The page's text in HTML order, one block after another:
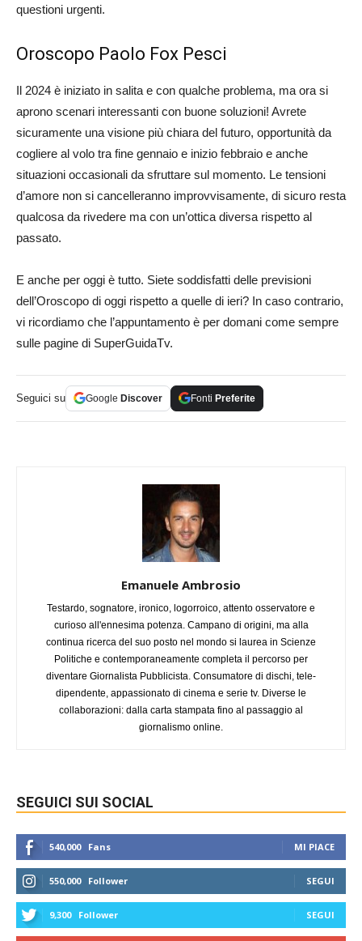
questioni urgenti.
Oroscopo Paolo Fox Pesci
Il 2024 è iniziato in salita e con qualche problema, ma ora si
aprono scenari interessanti con buone soluzioni! Avrete
sicuramente una visione più chiara del futuro, opportunità da
cogliere al volo tra fine gennaio e inizio febbraio e anche
situazioni occasionali da sfruttare sul momento. Le tensioni
d’amore non si cancelleranno improvvisamente, di sicuro resta
qualcosa da rivedere ma con un’ottica diversa rispetto al
passato.
E anche per oggi è tutto. Siete soddisfatti delle previsioni
dell’Oroscopo di oggi rispetto a quelle di ieri? In caso contrario,
vi ricordiamo che l’appuntamento è per domani come sempre
sulle pagine di SuperGuidaTv.
Seguici su Google Discover Fonti Preferite
Emanuele Ambrosio
Testardo, sognatore, ironico, logorroico, attento osservatore e
curioso all'ennesima potenza. Campano di origini, ma alla
continua ricerca del suo posto nel mondo si laurea in Scienze
Politiche e contemporaneamente completa il percorso per
diventare Giornalista Pubblicista. Consumatore di dischi, tele-
dipendente, appassionato di cinema e serie tv. Diverse le
collaborazioni: dalla carta stampata fino al passaggio al
giornalismo online.
SEGUICI SUI SOCIAL
540,000 Fans MI PIACE
550,000 Follower SEGUI
9,300 Follower SEGUI